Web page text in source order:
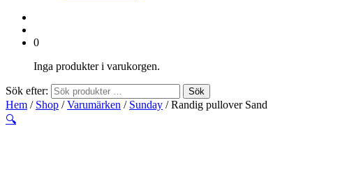
0
Inga produkter i varukorgen.
Sök efter: Sök
Hem / Shop /Varumärken / Sunday / Randig pullover Sand
🔍